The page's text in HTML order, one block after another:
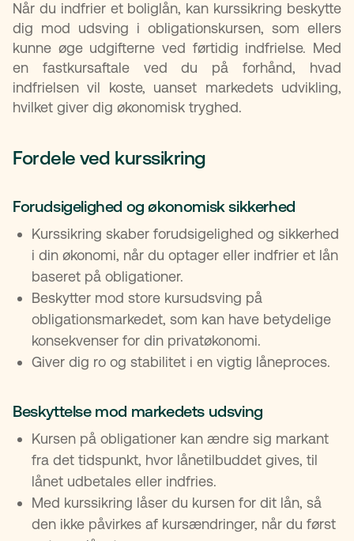
Når du indfrier et boliglån, kan kurssikring beskytte
dig mod udsving i obligationskursen, som ellers
kunne øge udgifterne ved førtidig indfrielse. Med
en fastkursaftale ved du på forhånd, hvad
indfrielsen vil koste, uanset markedets udvikling,
hvilket giver dig økonomisk tryghed.
Fordele ved kurssikring
Forudsigelighed og økonomisk sikkerhed
Kurssikring skaber forudsigelighed og sikkerhed
i din økonomi, når du optager eller indfrier et lån
baseret på obligationer.
Beskytter mod store kursudsving på
obligationsmarkedet, som kan have betydelige
konsekvenser for din privatøkonomi.
Giver dig ro og stabilitet i en vigtig låneproces.
Beskyttelse mod markedets udsving
Kursen på obligationer kan ændre sig markant
fra det tidspunkt, hvor lånetilbuddet gives, til
lånet udbetales eller indfries.
Med kurssikring låser du kursen for dit lån, så
den ikke påvirkes af kursændringer, når du først